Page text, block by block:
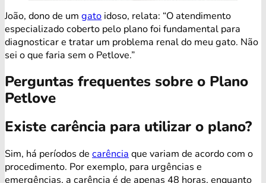
João, dono de um gato idoso, relata: “O atendimento
especializado coberto pelo plano foi fundamental para
diagnosticar e tratar um problema renal do meu gato. Não
sei o que faria sem o Petlove.”
Perguntas frequentes sobre o Plano
Petlove
Existe carência para utilizar o plano?
Sim, há períodos de carência que variam de acordo com o
procedimento. Por exemplo, para urgências e
emergências, a carência é de apenas 48 horas, enquanto